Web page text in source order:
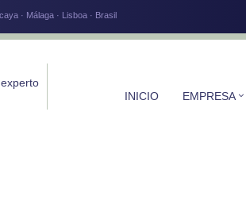
· Málaga · Lisboa · Brasil
INICIO EMPRESA